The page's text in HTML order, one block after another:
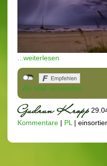
...weiterlesen
Als Mail versenden
Kommentare | PL |